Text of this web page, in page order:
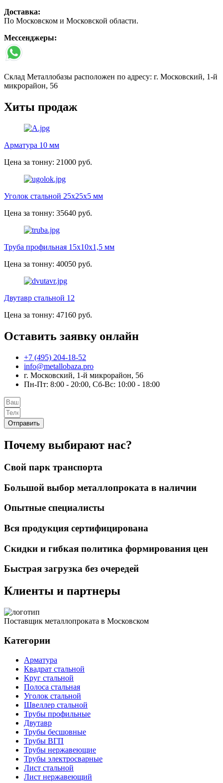
Доставка:
По Московском и Московской области.
Мессенджеры:
Склад Металлобазы расположен по адресу: г. Московский, 1-й
микрорайон, 56
Хиты продаж
Арматура 10 мм
Цена за тонну: 21000 руб.
Уголок стальной 25х25х5 мм
Цена за тонну: 35640 руб.
Труба профильная 15х10х1,5 мм
Цена за тонну: 40050 руб.
Двутавр стальной 12
Цена за тонну: 47160 руб.
Оставить заявку онлайн
+7 (495) 204-18-52
info@metallobaza.pro
г. Московский, 1-й микрорайон, 56
Пн-Пт: 8:00 - 20:00, Сб-Вс: 10:00 - 18:00
Отправить
Почему выбирают нас?
Свой парк транспорта
Большой выбор металлопроката в наличии
Опытные специалисты
Вся продукция сертифицирована
Скидки и гибкая политика формирования цен
Быстрая загрузка без очередей
Клиенты и партнеры
Поставщик металлопроката в Московском
Категории
Арматура
Квадрат стальной
Круг стальной
Полоса стальная
Уголок стальной
Швеллер стальной
Трубы профильные
Двутавр
Трубы бесшовные
Трубы ВГП
Трубы нержавеющие
Трубы электросварные
Лист стальной
Лист нержавеющий